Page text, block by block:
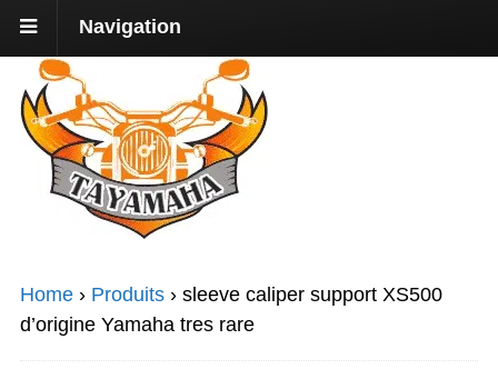
Navigation
Home › Produits › sleeve caliper support XS500
d’origine Yamaha tres rare